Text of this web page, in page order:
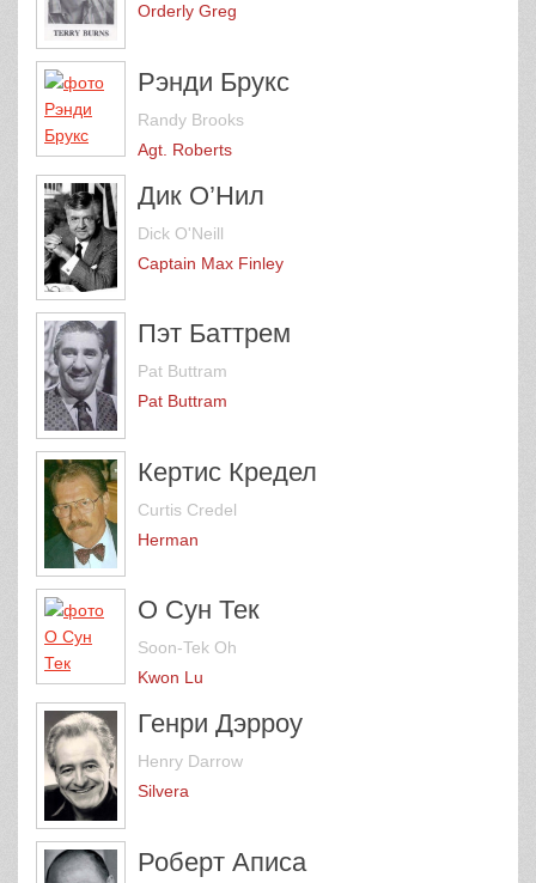
Orderly Greg
Рэнди Брукс
Randy Brooks
Agt. Roberts
Дик О’Нил
Dick O'Neill
Captain Max Finley
Пэт Баттрем
Pat Buttram
Pat Buttram
Кертис Кредел
Curtis Credel
Herman
О Сун Тек
Soon-Tek Oh
Kwon Lu
Генри Дэрроу
Henry Darrow
Silvera
Роберт Аписа